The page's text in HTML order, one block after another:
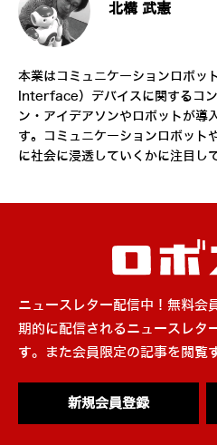
北構 武憲
本業はコミュニケーションロボ
Interface）デバイスに関するコ
ン・アイデアソンやロボットが導
す。コミュニケーションロボット
に社会に浸透していくかに注目し
ニュースレター配信中！無料会
期的に配信されるニュースレタ
す。また会員限定の記事を閲覧
新規会員登録